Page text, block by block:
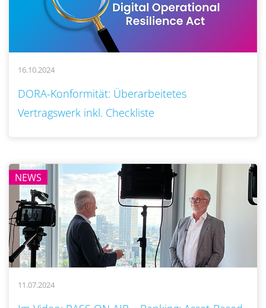
16.10.2024
DORA-Konformität: Überarbeitetes
Vertragswerk inkl. Checkliste
NEWS
11.07.2024